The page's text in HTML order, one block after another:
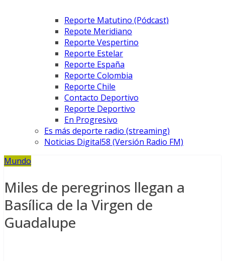
Reporte Matutino (Pódcast)
Repote Meridiano
Reporte Vespertino
Reporte Estelar
Reporte España
Reporte Colombia
Reporte Chile
Contacto Deportivo
Reporte Deportivo
En Progresivo
Es más deporte radio (streaming)
Noticias Digital58 (Versión Radio FM)
Mundo
Miles de peregrinos llegan a
Basílica de la Virgen de
Guadalupe